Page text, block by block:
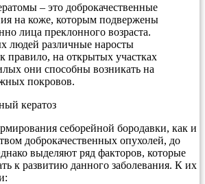
– это доброкачественные
на коже, которым подвержены
лица преклонного возраста.
людей различные наросты
правило, на открытых участках
они способны возникать на
покровов.
себорейной бородавки, как и
доброкачественных опухолей, до
выделяют ряд факторов, которые
к развитию данного заболевания. К их